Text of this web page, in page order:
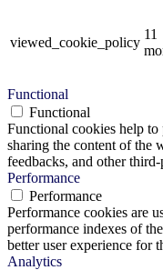
viewed_cookie_policy
11
Functional
Functional
Functional cookies help
sharing the content of the
feedbacks, and other
Performance
Performance
Performance cookies are
performance indexes of
better user experience for
Analytics